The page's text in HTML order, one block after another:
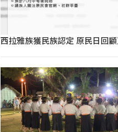
西拉雅族獲民族認定 原民日回